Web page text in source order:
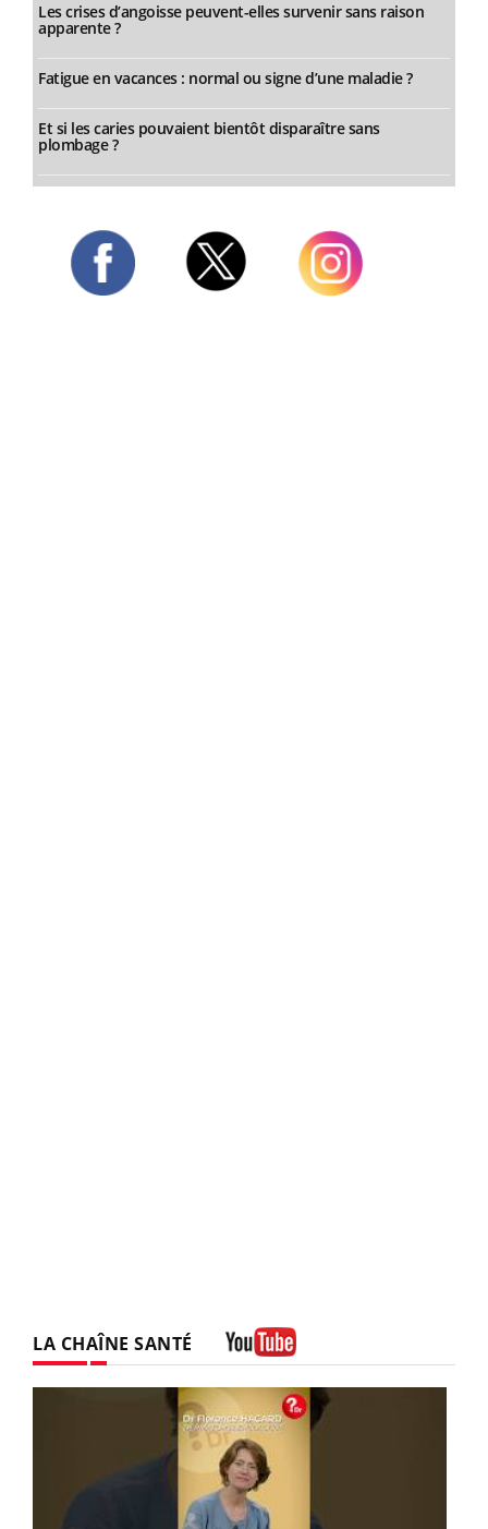
Les crises d’angoisse peuvent-elles survenir sans raison
apparente ?
Fatigue en vacances : normal ou signe d’une maladie ?
Et si les caries pouvaient bientôt disparaître sans
plombage ?
LA CHAÎNE SANTÉ